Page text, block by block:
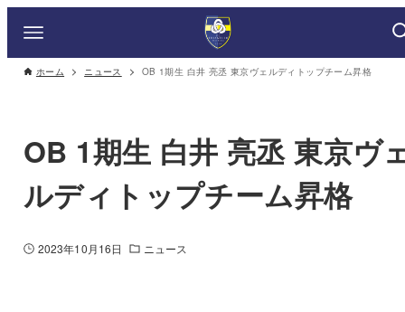
ホーム ニュース OB 1期生 白井 亮丞 東京ヴェルディトップチーム昇格
OB 1期生 白井 亮丞 東京ヴ
ルディトップチーム昇格
2023年10月16日 ニュース